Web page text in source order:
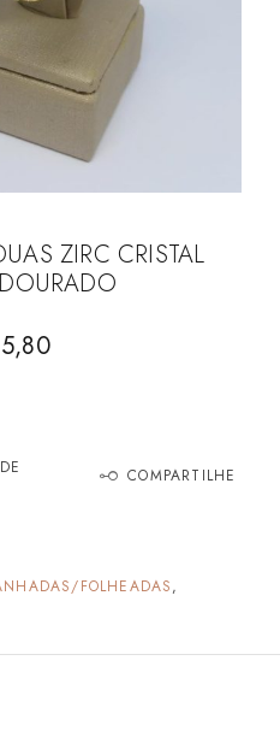
ZIRC CRISTAL
5,80
COMPARTILHE
FOLHEADAS,